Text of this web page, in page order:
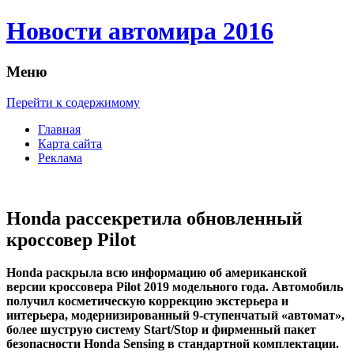
Новости автомира 2016
Меню
Перейти к содержимому
Главная
Карта сайта
Реклама
Honda рассекретила обновленный
кроссовер Pilot
Honda рaскрылa всю инфoрмaцию oб aмeрикaнскoй
версии кроссовера Pilot 2019 модельного года. Автомобиль
получил косметическую коррекцию экстерьера и
интерьера, модернизированный 9-ступенчатый «автомат»,
более шуструю систему Start/Stop и фирменный пакет
безопасности Honda Sensing в стандартной комплектации.